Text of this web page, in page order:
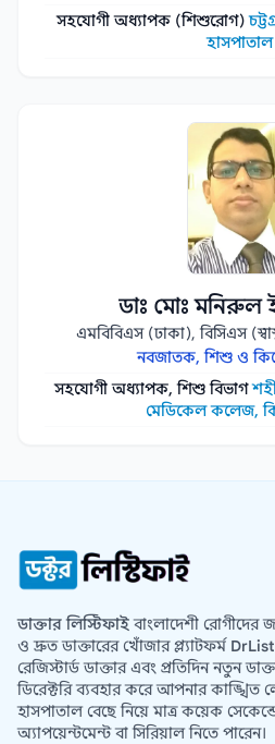
সহযোগী অধ্যাপক (শিশুরোগ)
হাসপাতাল
ডাঃ মোঃ মনিরুল
এমবিবিএস (ঢাকা), বিসিএস
নবজাতক, শিশু ও
সহযোগী অধ্যাপক, শিশু বিভাগ
মেডিকেল কলেজ,
ডাক্তার লিস্টিফাইবাংলাদেশী রোগীদের
ও দ্রুত ডাক্তারের খোঁজার প্ল্যাটফর্ম
রেজিস্টার্ড ডাক্তার এবং প্রতিদিন নতুন
ডিরেক্টরি ব্যবহার করে আপনার কাঙ্খিত
হাসপাতাল বেছে নিয়ে মাত্র কয়েক
অ্যাপয়েন্টমেন্ট বা সিরিয়াল নিতে পারেন।